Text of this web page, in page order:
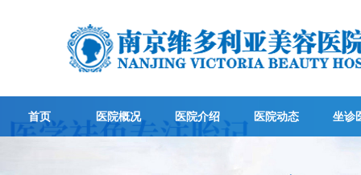
首页 医院概况 医院介绍 医院动态 坐诊